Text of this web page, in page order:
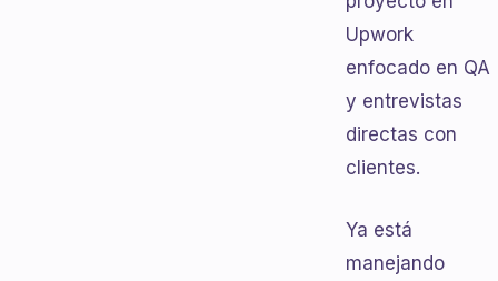
Upwork
enfocado en QA
y entrevistas
directas con
clientes.
Ya está
manejando